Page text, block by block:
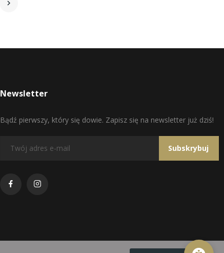

Newsletter
Bądź pierwszy, który się dowie. Zapisz się na newsletter już dziś!
Subskrybuj